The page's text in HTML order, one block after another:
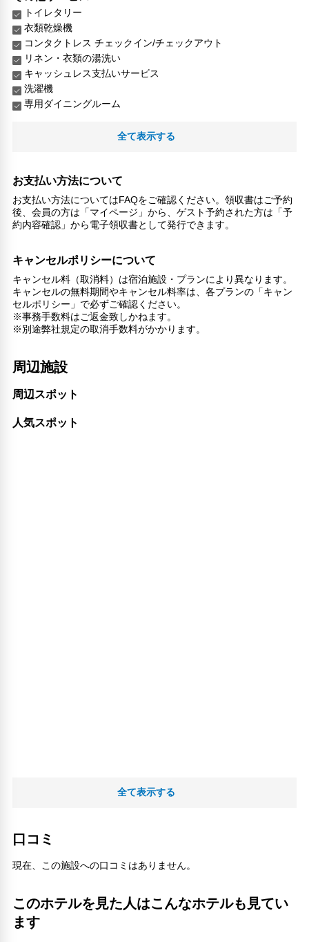
トイレタリー
衣類乾燥機
コンタクトレス チェックイン/チェックアウト
リネン・衣類の湯洗い
キャッシュレス支払いサービス
洗濯機
専用ダイニングルーム
全て表示する
お支払い方法について
お支払い方法についてはFAQをご確認ください。領収書はご予約
後、会員の方は「マイページ」から、ゲスト予約された方は「予
約内容確認」から電子領収書として発行できます。
キャンセルポリシーについて
キャンセル料（取消料）は宿泊施設・プランにより異なります。
キャンセルの無料期間やキャンセル料率は、各プランの「キャン
セルポリシー」で必ずご確認ください。
※事務手数料はご返金致しかねます。
※別途弊社規定の取消手数料がかかります。
周辺施設
周辺スポット
人気スポット
全て表示する
口コミ
現在、この施設への口コミはありません。
このホテルを見た人はこんなホテルも見てい
ます